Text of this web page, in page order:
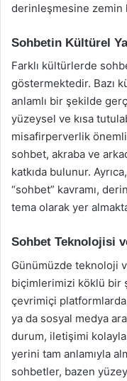
derinleşmesine zemin
Sohbetin Kültürel
Farklı kültürlerde
göstermektedir. Bazı
anlamlı bir şekilde
yüzeysel ve kısa
misafirperverlik
sohbet, akraba ve
katkıda bulunur.
“sohbet” kavramı,
tema olarak yer
Sohbet Teknolojisi
Günümüzde teknoloji
biçimlerimizi köklü bir
çevrimiçi
ya da sosyal medya
durum, iletişimi
yerini tam anlamıyla
sohbetler, bazen